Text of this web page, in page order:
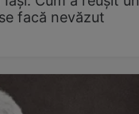
facă nevăzut